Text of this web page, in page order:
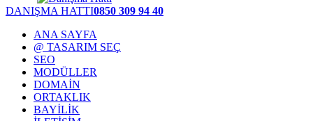
DANIŞMA HATTI0850 309 94 40
ANA SAYFA
@ TASARIM SEÇ
SEO
MODÜLLER
DOMAİN
ORTAKLIK
BAYİLİK